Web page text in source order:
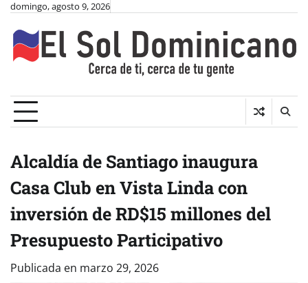
Skip
content
domingo, agosto 9, 2026
Alcaldía de Santiago inaugura
Casa Club en Vista Linda con
inversión de RD$15 millones del
Presupuesto Participativo
Publicada en marzo 29, 2026